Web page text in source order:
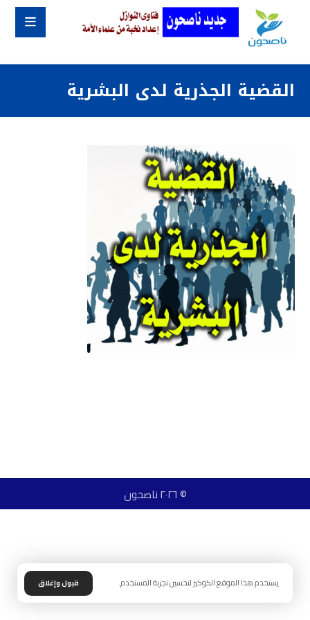
القضية الجذرية لدى البشرية
© ٢٠٢٦ ناصحون
يستخدم هذا الموقع الكوكيز لتحسين تجربة المستخدم. قبول وإغلاق